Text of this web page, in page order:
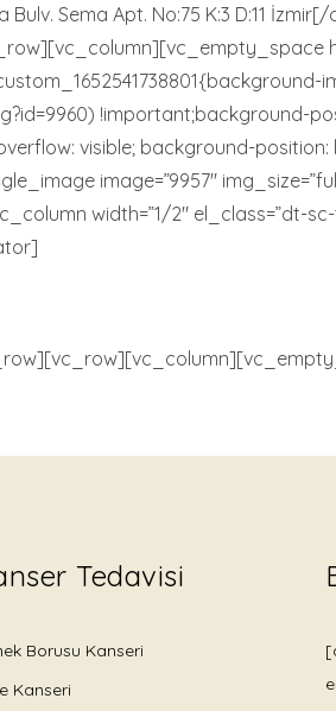
Sema Apt. No:75 K:3 D:11
!important;background-
visible; background-
image=”9957″
width=”1/2″ el_class=”dt-
Tedavisi
Borusu Kanseri
Kanseri